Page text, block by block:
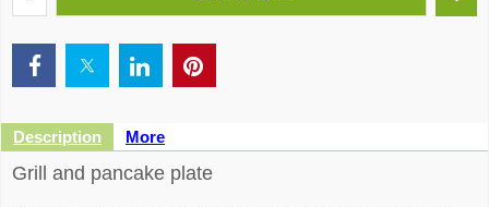
Description More
Grill and pancake plate